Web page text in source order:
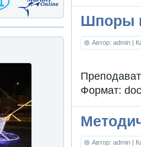
Шпоры
Автор: admin |
Формат:
Автор: admin |